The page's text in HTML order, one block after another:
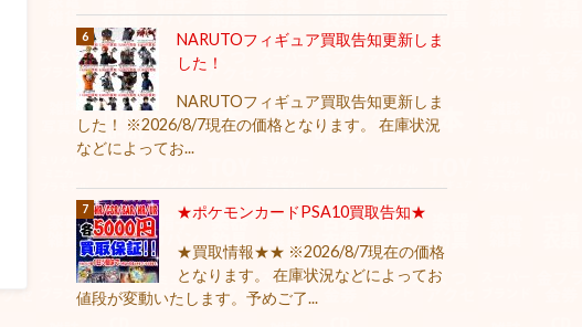
NARUTOフィギュア買取告知更新しま
した！
NARUTOフィギュア買取告知更新しま
した！ ※2026/8/7現在の価格となります。 在庫状況
などによってお...
★ポケモンカードPSA10買取告知★
★買取情報★★ ※2026/8/7現在の価格
となります。 在庫状況などによってお
値段が変動いたします。予めご了...